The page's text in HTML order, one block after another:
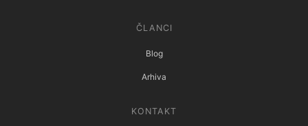
ČLANCI
Blog
Arhiva
KONTAKT